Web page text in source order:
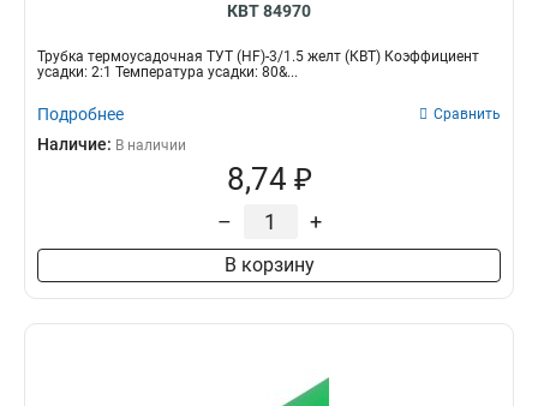
КВТ 84970
Трубка термоусадочная ТУТ (HF)-3/1.5 желт (КВТ) Коэффициент
усадки: 2:1 Температура усадки: 80&...
Подробнее Сравнить
Наличие: В наличии
8,74 ₽
– +
В корзину